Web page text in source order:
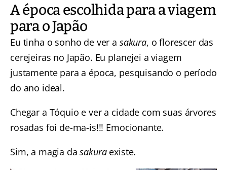
A época escolhida para a viagem
para o Japão
Eu tinha o sonho de ver a sakura, o florescer das
cerejeiras no Japão. Eu planejei a viagem
justamente para a época, pesquisando o período
do ano ideal.
Chegar a Tóquio e ver a cidade com suas árvores
rosadas foi de-ma-is!!! Emocionante.
Sim, a magia dasakuraexiste.